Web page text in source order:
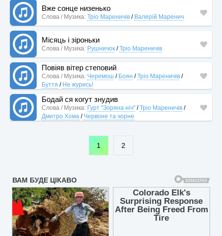
Вже сонце низенько
Слова / Музика: Тріо Мареничів / Валерій Маренич
Місяць і зіроньки
Слова / Музика: Рушничок /Тріо Мареничів
Повіяв вітер степовий
Слова / Музика: Черемош / Боян /Тріо Мареничів /
Буття / Не журись!
Бодай ся когут знудив
Слова / Музика: Гурт "Зоряна ніч" /Тріо Мареничів /
Дмитро Хома / Червоне та чорне
1 2